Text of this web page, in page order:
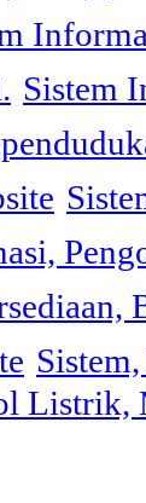
Sistem
Listrik,